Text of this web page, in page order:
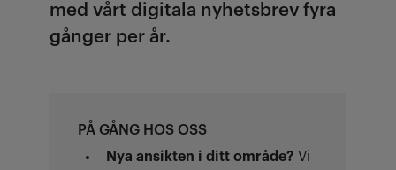
med vårt digitala nyhetsbrev fyra
gånger per år.
PÅ GÅNG HOS OSS
Nya ansikten i ditt område? Vi